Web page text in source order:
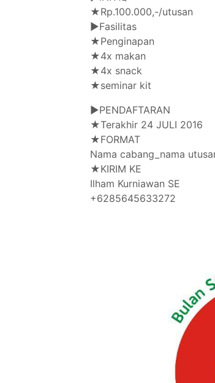
★Rp.100.000,-/utusan
▶Fasilitas
★Penginapan
★4x makan
★4x snack
★seminar kit
▶PENDAFTARAN
★Terakhir 24 JULI 2016
★FORMAT
Nama cabang_nama
★KIRIM KE
Ilham Kurniawan SE
+6285645633272